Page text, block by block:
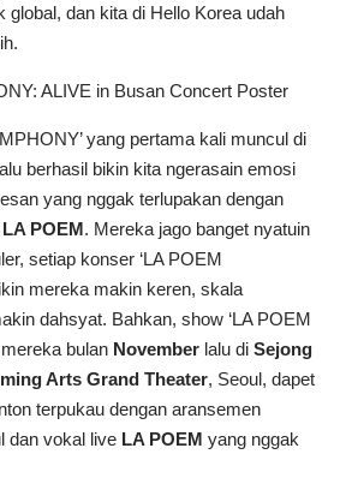
global, dan kita di Hello Korea udah
yang pertama kali muncul di
berhasil bikin kita ngerasain emosi
yang nggak terlupakan dengan
LA POEM. Mereka jago banget nyatuin
setiap konser ‘LA POEM
mereka makin keren, skala
dahsyat. Bahkan, show ‘LA POEM
bulan November lalu di Sejong
Arts Grand Theater, Seoul, dapet
terpukau dengan aransemen
dan vokal live LA POEM yang nggak